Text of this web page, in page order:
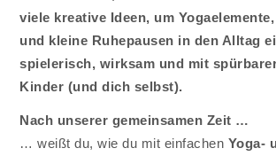
viele kreative Ideen, um
und kleine Ruhepausen in den Alltag
spielerisch, wirksam und mit
Kinder (und dich selbst).
Nach unserer gemeinsamen Zeit …
… weißt du, wie du mit einfachen Yoga-